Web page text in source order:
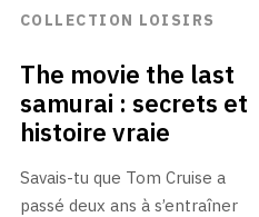
COLLECTION LOISIRS
The movie the last
samurai : secrets et
histoire vraie
Savais-tu que Tom Cruise a
passé deux ans à s’entraîner